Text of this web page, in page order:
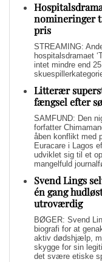
nomineringer
pris
STREAMING:
hospitalsdramaet
intet mindre end
Litterær
fængsel efter
SAMFUND: Den
forfatter
åben konflikt med
Euracare i Lagos
udviklet sig til et
mangelfuld
Svend Lings
én gang
utroværdig
BØGER: Svend
biografi for at
aktiv dødshjælp,
skygge for sin
det svære etiske